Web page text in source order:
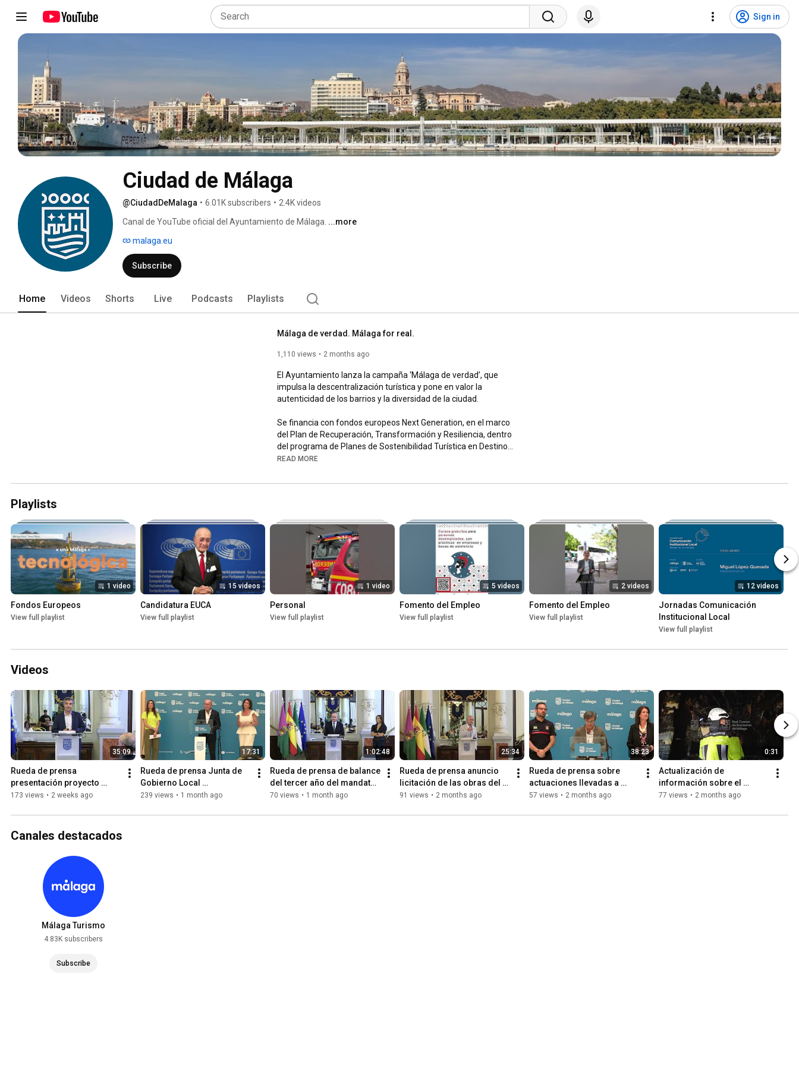
Sign in
Ciudad de Málaga
@CiudadDeMalaga • 6.01K subscribers • 2.4K videos
Canal de YouTube oficial del Ayuntamiento de Málaga. ...more
malaga.eu
Subscribe
Home Videos Shorts Live Podcasts Playlists
Málaga de verdad. Málaga for real.
1,110 views 2 months ago
El Ayuntamiento lanza la campaña ‘Málaga de verdad’, que
impulsa la descentralización turística y pone en valor la
autenticidad de los barrios y la diversidad de la ciudad.
Se financia con fondos europeos Next Generation, en el marco
del Plan de Recuperación, Transformación y Resiliencia, dentro
del programa de Planes de Sostenibilidad Turística en Destinos
del Gobierno Central, y se incluye en el Plan Territorial de
Turismo y Deporte de la Junta de Andalucía.
READ MORE
Playlists
1 video
Fondos Europeos
View full playlist
15 videos
Candidatura EUCA
View full playlist
1 video
Personal
View full playlist
5 videos
Fomento del Empleo
View full playlist
2 videos
Fomento del Empleo
View full playlist
12 videos
Jornadas Comunicación
Institucional Local
View full playlist
Videos
35:09
Rueda de prensa
presentación proyecto
soterramiento Valle-Inclán
173 views • 2 weeks ago
17:31
Rueda de prensa Junta de
Gobierno Local
extraordinaria de 1 de julio
239 views • 1 month ago
1:02:48
Rueda de prensa de balance
del tercer año del mandato
municipal 2023-2027
70 views • 1 month ago
25:34
Rueda de prensa anuncio
licitación de las obras del
proyecto del Auditorio de la
91 views • 2 months ago
38:23
Rueda de prensa sobre
actuaciones llevadas a
cabo en el incendio del
57 views • 2 months ago
0:31
Actualización de
información sobre el
incendio en edificio de
77 views • 2 months ago
Canales destacados
Málaga Turismo
4.83K subscribers
Subscribe